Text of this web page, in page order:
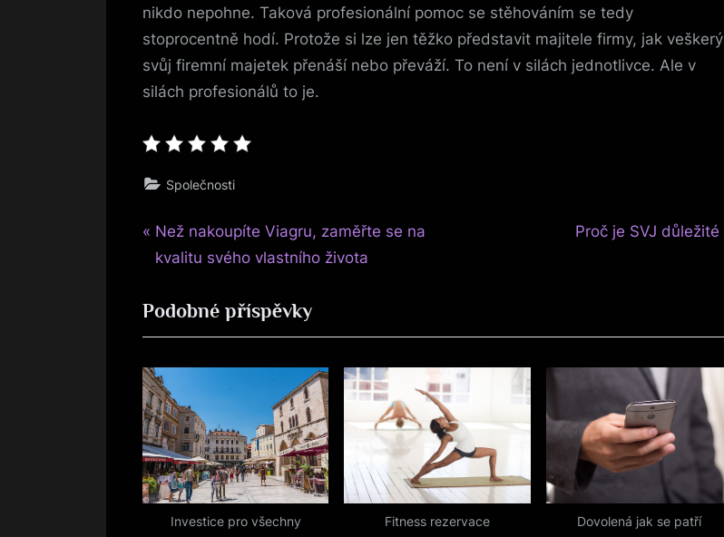
nikdo nepohne. Taková profesionální pomoc se stěhováním se tedy
stoprocentně hodí. Protože si lze jen těžko představit majitele firmy, jak veškerý
svůj firemní majetek přenáší nebo převáží. To není v silách jednotlivce. Ale v
silách profesionálů to je.
Společnosti
Navigace
příspěvek
P
r
v
i
u
s
P
o
s
Než nakoupíte Viagru, zaměřte se na
kvalitu svého vlastního života
N
P
Proč je SVJ důležité
Podobné příspěvky
Investice pro všechny Fitness rezervace Dovolená jak se patří